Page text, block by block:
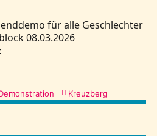
für alle Geschlechter
08.03.2026
Kreuzberg